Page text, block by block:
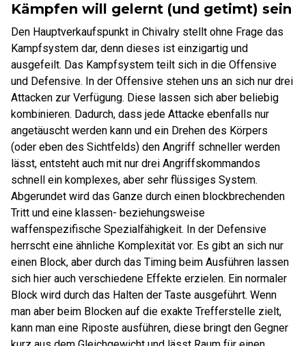
Kämpfen will gelernt (und getimt) sein
Den Hauptverkaufspunkt in Chivalry stellt ohne Frage das
Kampfsystem dar, denn dieses ist einzigartig und
ausgefeilt. Das Kampfsystem teilt sich in die Offensive
und Defensive. In der Offensive stehen uns an sich nur drei
Attacken zur Verfügung. Diese lassen sich aber beliebig
kombinieren. Dadurch, dass jede Attacke ebenfalls nur
angetäuscht werden kann und ein Drehen des Körpers
(oder eben des Sichtfelds) den Angriff schneller werden
lässt, entsteht auch mit nur drei Angriffskommandos
schnell ein komplexes, aber sehr flüssiges System.
Abgerundet wird das Ganze durch einen blockbrechenden
Tritt und eine klassen- beziehungsweise
waffenspezifische Spezialfähigkeit. In der Defensive
herrscht eine ähnliche Komplexität vor. Es gibt an sich nur
einen Block, aber durch das Timing beim Ausführen lassen
sich hier auch verschiedene Effekte erzielen. Ein normaler
Block wird durch das Halten der Taste ausgeführt. Wenn
man aber beim Blocken auf die exakte Trefferstelle zielt,
kann man eine Riposte ausführen, diese bringt den Gegner